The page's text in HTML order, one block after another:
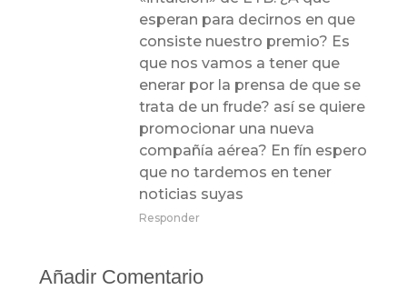
esperan para decirnos en que
consiste nuestro premio? Es
que nos vamos a tener que
enerar por la prensa de que se
trata de un frude? así se quiere
promocionar una nueva
compañía aérea? En fín espero
que no tardemos en tener
noticias suyas
Responder
Añadir Comentario